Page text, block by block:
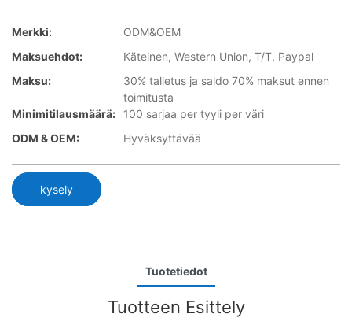
Merkki:
ODM&OEM
Maksuehdot:
Käteinen, Western Union, T/T, Paypal
Maksu:
30% talletus ja saldo 70% maksut ennen
toimitusta
Minimitilausmäärä:
100 sarjaa per tyyli per väri
ODM & OEM:
Hyväksyttävää
kysely
Tuotetiedot
Tuotteen Esittely